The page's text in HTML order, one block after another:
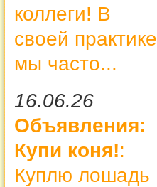
коллеги! В
своей практике
мы часто...
16.06.26
Объявления:
Купи коня!:
Куплю лошадь